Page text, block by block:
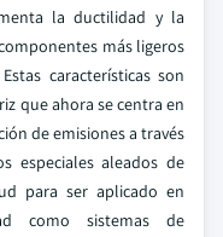
la ductilidad y la
más ligeros
características son
que ahora se centra en
de emisiones a través
especiales aleados de
para ser aplicado en
como sistemas de